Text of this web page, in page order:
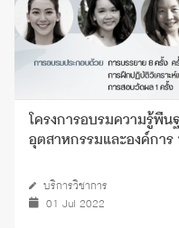
โครงการอบรมความรู้พื้น
อุตสาหกรรมและองค์กา
บริการวิชาการ
01 Jul 2022